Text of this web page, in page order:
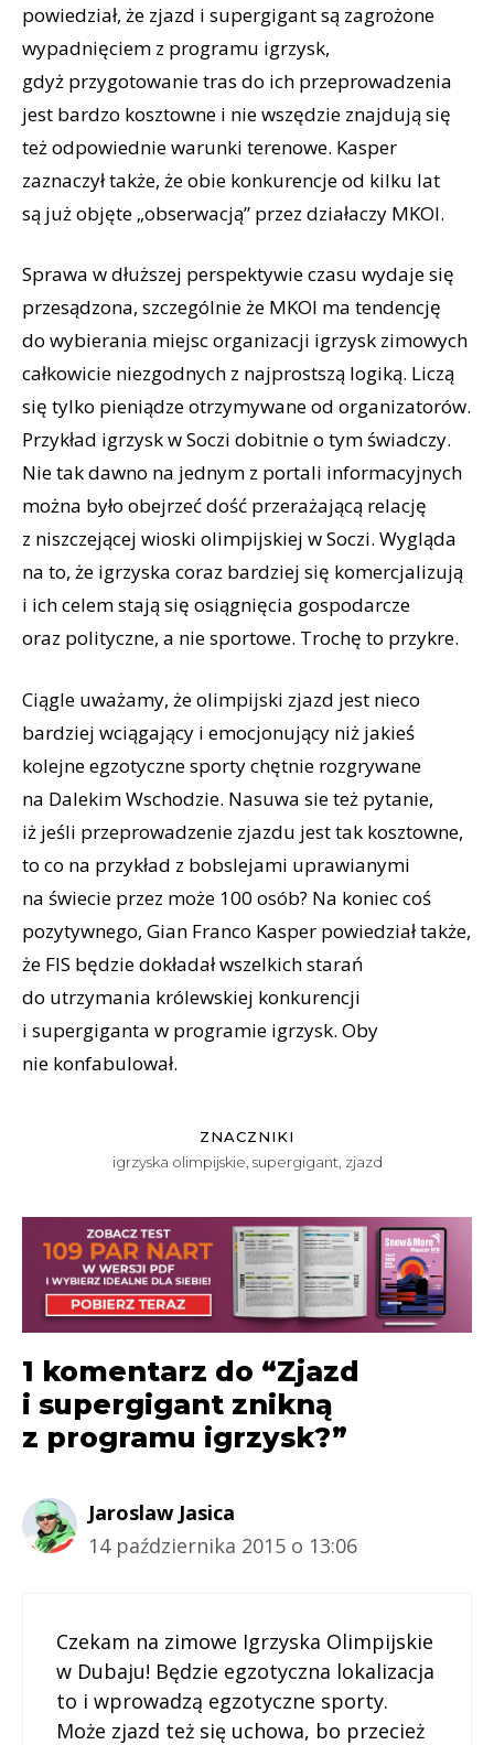
powiedział, że zjazd i supergigant są zagrożone
wypadnięciem z programu igrzysk,
gdyż przygotowanie tras do ich przeprowadzenia
jest bardzo kosztowne i nie wszędzie znajdują się
też odpowiednie warunki terenowe. Kasper
zaznaczył także, że obie konkurencje od kilku lat
są już objęte „obserwacją” przez działaczy MKOl.
Sprawa w dłuższej perspektywie czasu wydaje się
przesądzona, szczególnie że MKOl ma tendencję
do wybierania miejsc organizacji igrzysk zimowych
całkowicie niezgodnych z najprostszą logiką. Liczą
się tylko pieniądze otrzymywane od organizatorów.
Przykład igrzysk w Soczi dobitnie o tym świadczy.
Nie tak dawno na jednym z portali informacyjnych
można było obejrzeć dość przerażającą relację
z niszczejącej wioski olimpijskiej w Soczi. Wygląda
na to, że igrzyska coraz bardziej się komercjalizują
i ich celem stają się osiągnięcia gospodarcze
oraz polityczne, a nie sportowe. Trochę to przykre.
Ciągle uważamy, że olimpijski zjazd jest nieco
bardziej wciągający i emocjonujący niż jakieś
kolejne egzotyczne sporty chętnie rozgrywane
na Dalekim Wschodzie. Nasuwa sie też pytanie,
iż jeśli przeprowadzenie zjazdu jest tak kosztowne,
to co na przykład z bobslejami uprawianymi
na świecie przez może 100 osób? Na koniec coś
pozytywnego, Gian Franco Kasper powiedział także,
że FIS będzie dokładał wszelkich starań
do utrzymania królewskiej konkurencji
i supergiganta w programie igrzysk. Oby
nie konfabulował.
ZNACZNIKI
igrzyska olimpijskie, supergigant, zjazd
1 komentarz do “Zjazd
i supergigant znikną
z programu igrzysk?”
Jaroslaw Jasica
14 października 2015 o 13:06
Czekam na zimowe Igrzyska Olimpijskie
w Dubaju! Będzie egzotyczna lokalizacja
to i wprowadzą egzotyczne sporty.
Może zjazd też się uchowa, bo przecież